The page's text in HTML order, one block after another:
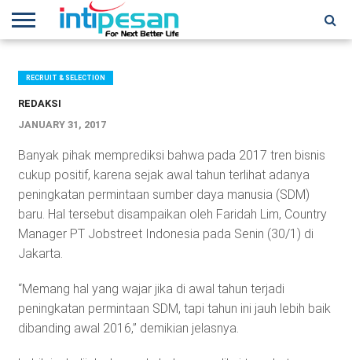
NEWS
CONFERENCES
TRAINING
IPSHOW
EVENT
IP
NETWORK
MORE
RECRUIT & SELECTION
REDAKSI
JANUARY 31, 2017
Banyak pihak memprediksi bahwa pada 2017 tren bisnis
cukup positif, karena sejak awal tahun terlihat adanya
peningkatan permintaan sumber daya manusia (SDM)
baru. Hal tersebut disampaikan oleh Faridah Lim, Country
Manager PT Jobstreet Indonesia pada Senin (30/1) di
Jakarta.
“Memang hal yang wajar jika di awal tahun terjadi
peningkatan permintaan SDM, tapi tahun ini jauh lebih baik
dibanding awal 2016,” demikian jelasnya.